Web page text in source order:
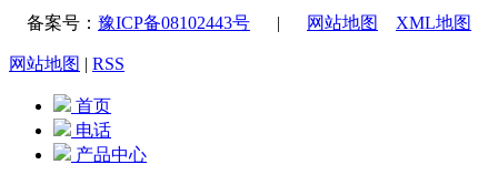
备案号： 豫ICP备08102443号 网站地图 XML地图
网站地图 RSS
首页
电话
产品中心